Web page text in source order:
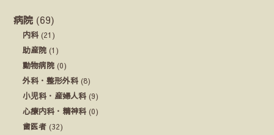
病院 (69)
内科 (21)
助産院 (1)
動物病院 (0)
外科・整形外科 (8)
小児科・産婦人科 (9)
心療内科・精神科 (0)
歯医者 (32)